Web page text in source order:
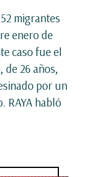
migrantes
enero de
caso fue el
de 26 años,
por un
RAYA habló